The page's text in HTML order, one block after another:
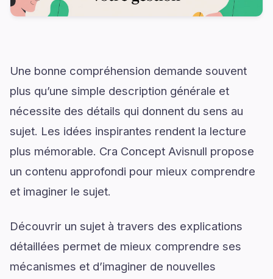
Une bonne compréhension demande souvent
plus qu’une simple description générale et
nécessite des détails qui donnent du sens au
sujet. Les idées inspirantes rendent la lecture
plus mémorable. Cra Concept Avisnull propose
un contenu approfondi pour mieux comprendre
et imaginer le sujet.
Découvrir un sujet à travers des explications
détaillées permet de mieux comprendre ses
mécanismes et d’imaginer de nouvelles